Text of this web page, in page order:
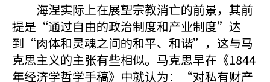
海涅实际上在展望宗教消亡的前景，其前
提是“通过自由的政治制度和产业制度”达
到“肉体和灵魂之间的和平、和谐”，这与马
克思主义的主张有些相似。马克思早在《1844
年经济学哲学手稿》中就认为：“对私有财产